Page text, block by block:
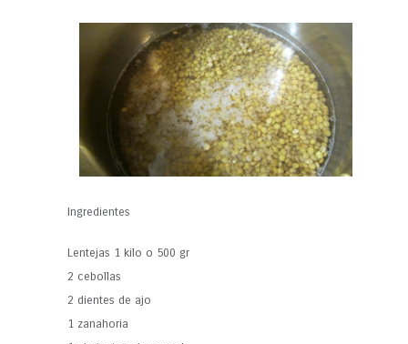
Ingredientes
Lentejas 1 kilo o 500 gr
2 cebollas
2 dientes de ajo
1 zanahoria